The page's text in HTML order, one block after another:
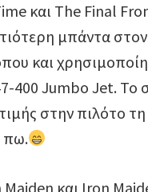
και The Final
μπάντα
και
400 Jumbo Jet. To
στην πιλότο
πω.
και Iron